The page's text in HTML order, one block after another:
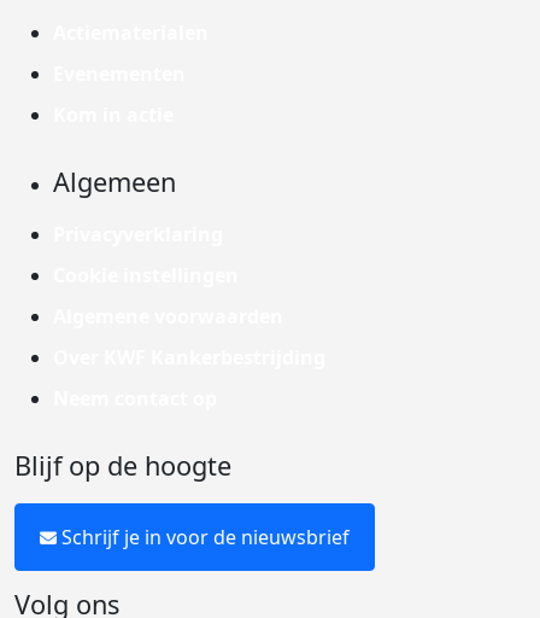
Algemeen
Blijf op de hoogte
Schrijf je in voor de nieuwsbrief
Volg ons